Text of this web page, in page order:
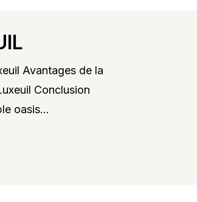
Avantages de la
Conclusion
oasis...